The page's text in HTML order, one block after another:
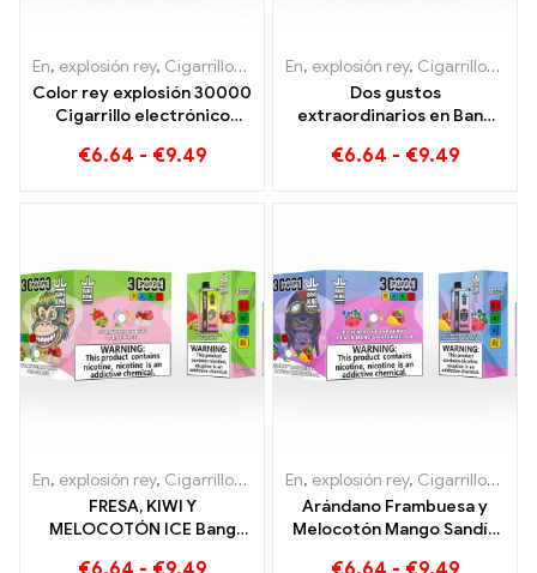
En, explosión rey, Cigarrillos electrónicos desechables Lituania
Color rey explosión 30000
Cigarrillo electrónico
de alta calidad con los
€6.64 - €9.49
En, explosión rey, Cigarrillos electrónicos desechables Lituania
Dos gustos
extraordinarios en Bang
Zigarette Arándano
€6.64 - €9.49
En, explosión rey, Cigarrillos electrónicos desechables Lituania
FRESA, KIWI Y
MELOCOTÓN ICE Bang
En, explosión rey, Cigarrillos electrónicos desechables Lituania
Arándano Frambuesa y
Melocotón Mango Sandía